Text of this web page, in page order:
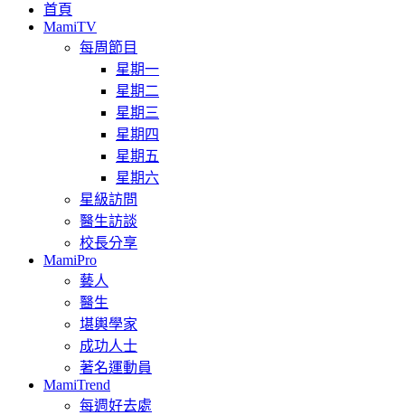
首頁
MamiTV
每周節目
星期一
星期二
星期三
星期四
星期五
星期六
星級訪問
醫生訪談
校長分享
MamiPro
藝人
醫生
堪輿學家
成功人士
著名運動員
MamiTrend
每週好去處